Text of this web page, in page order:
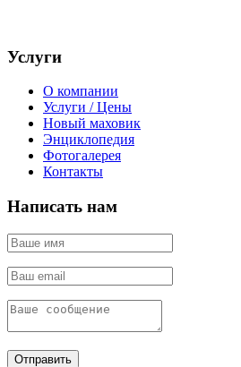
Услуги
О компании
Услуги / Цены
Новый маховик
Энциклопедия
Фотогалерея
Контакты
Написать нам
Отправить